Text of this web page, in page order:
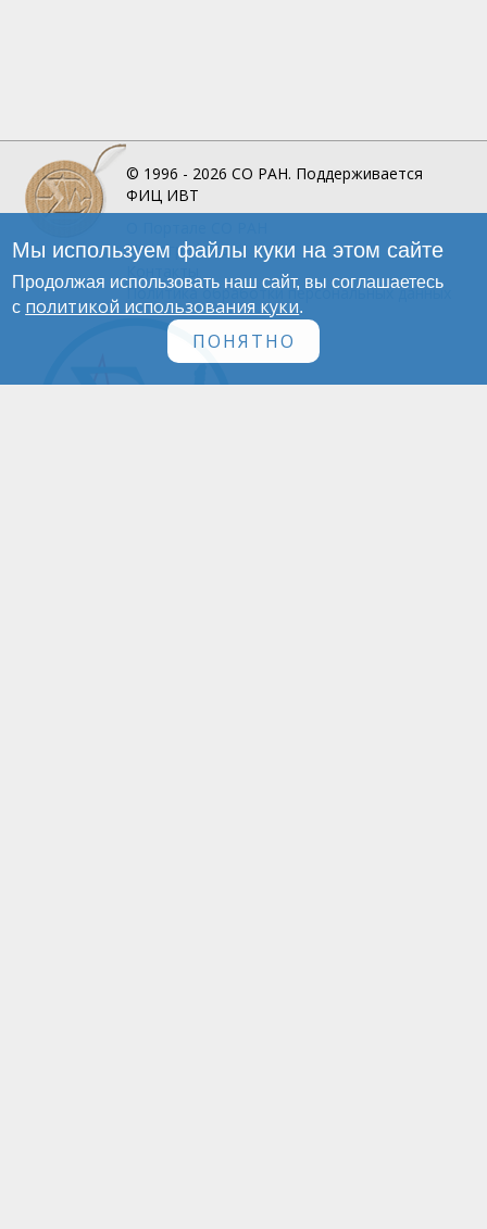
© 1996 - 2026 СО РАН. Поддерживается
ФИЦ ИВТ
Инфографика
Политика обработки персональных данных
Мы используем файлы куки на этом сайте
Продолжая использовать наш сайт, вы соглашаетесь
с политикой использования куки.
ПОНЯТНО